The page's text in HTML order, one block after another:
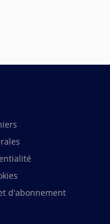
d'abonnement